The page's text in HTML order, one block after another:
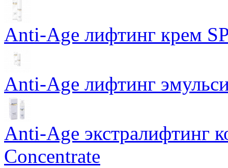
Anti-Age лифтинг крем
Anti-Age лифтинг
Anti-Age экстралифтинг
Concentrate